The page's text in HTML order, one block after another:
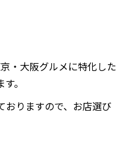
・大阪グルメに特化した
。
おりますので、お店選び